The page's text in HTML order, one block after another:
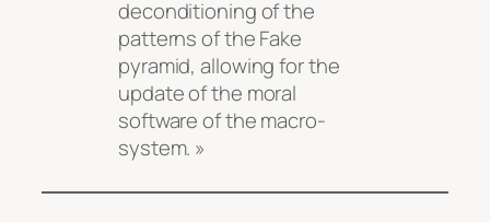
deconditioning of the
patterns of the Fake
pyramid, allowing for the
update of the moral
software of the macro-
system. »